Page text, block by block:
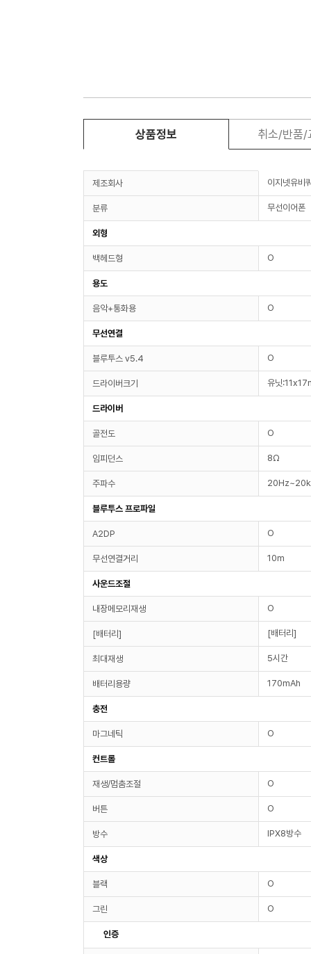
상품정보 취소/반품/
제조회사 이지넷유비
분류 무선이어폰
외형
백헤드형 O
용도
음악+통화용 O
무선연결
블루투스 v5.4 O
드라이버크기 유닛
드라이버
골전도 O
임피던스 8Ω
주파수
블루투스 프로파일
A2DP O
무선연결거리 10m
사운드조절
내장메모리재생 O
[배터리] [배터리]
최대재생 5시간
배터리용량 170mAh
충전
마그네틱 O
컨트롤
재생/멈춤조절 O
버튼 O
방수 IPX8방수
색상
블랙 O
그린 O
인증